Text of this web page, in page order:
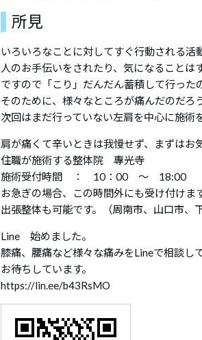
所見
いろいろなことに対してすぐ行動される活
人のお手伝いをされたり、気になること
ですので「こり」だんだん蓄積して行った
そのために、様々なところが痛んだのだろ
次回はまだ行っていない左肩を中心に施術
肩が痛くて辛いときは我慢せず、まずはお
住職が施術する整体院 專光寺
施術受付時間 ： 10：00 ～ 18:00
お急ぎの場合、この時間外にも受け付けます
出張整体も可能です。（周南市、山口市、
Line 始めました。
膝痛、腰痛など様々な痛みをLineで相談し
お待ちしています。
https://lin.ee/b43RsMO